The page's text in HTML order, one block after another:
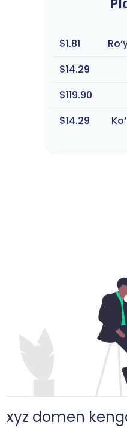
$1.81
$14.29
$119.90
$14.29
xyz domen